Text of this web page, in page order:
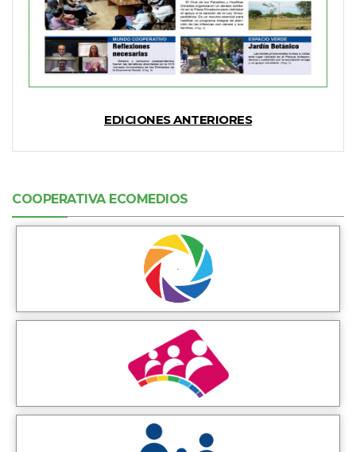
EDICIONES ANTERIORES
COOPERATIVA ECOMEDIOS